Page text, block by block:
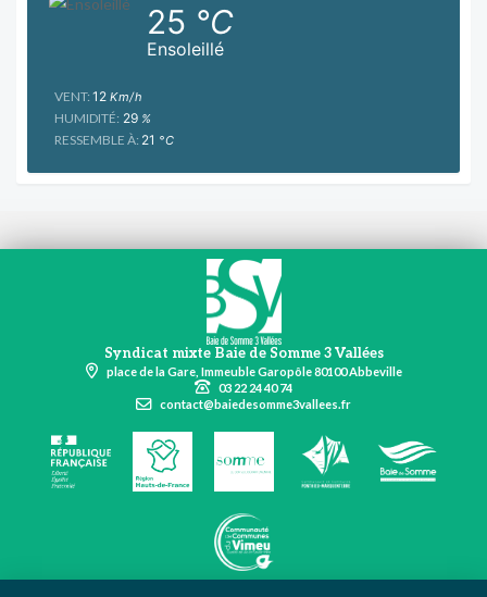
Ensoleillé
25 °C
VENT: 12 Km/h
HUMIDITÉ: 29 %
RESSEMBLE À: 21 °C
Syndicat mixte Baie de Somme 3 Vallées
place de la Gare, Immeuble Garopôle 80100 Abbeville
03 22 24 40 74
contact@baiedesomme3vallees.fr